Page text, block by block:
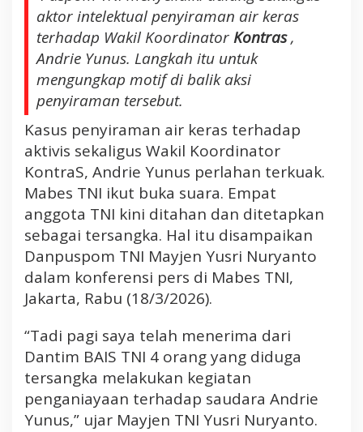
e
r
s
a
n
k
a
d
a
n
D
i
t
a
h
n
e
r
k
a
aktor intelektual penyiraman air keras
terhadap Wakil KoordinatorKontras,
Andrie Yunus. Langkah itu untuk
mengungkap motif di balik aksi
penyiraman tersebut.
Kasus penyiraman air keras terhadap
aktivis sekaligus Wakil Koordinator
KontraS, Andrie Yunus perlahan terkuak.
Mabes TNI ikut buka suara. Empat
anggota TNI kini ditahan dan ditetapkan
sebagai tersangka. Hal itu disampaikan
Danpuspom TNI Mayjen Yusri Nuryanto
dalam konferensi pers di Mabes TNI,
Jakarta, Rabu (18/3/2026).
“Tadi pagi saya telah menerima dari
Dantim BAIS TNI 4 orang yang diduga
tersangka melakukan kegiatan
penganiayaan terhadap saudara Andrie
Yunus,” ujar Mayjen TNI Yusri Nuryanto.